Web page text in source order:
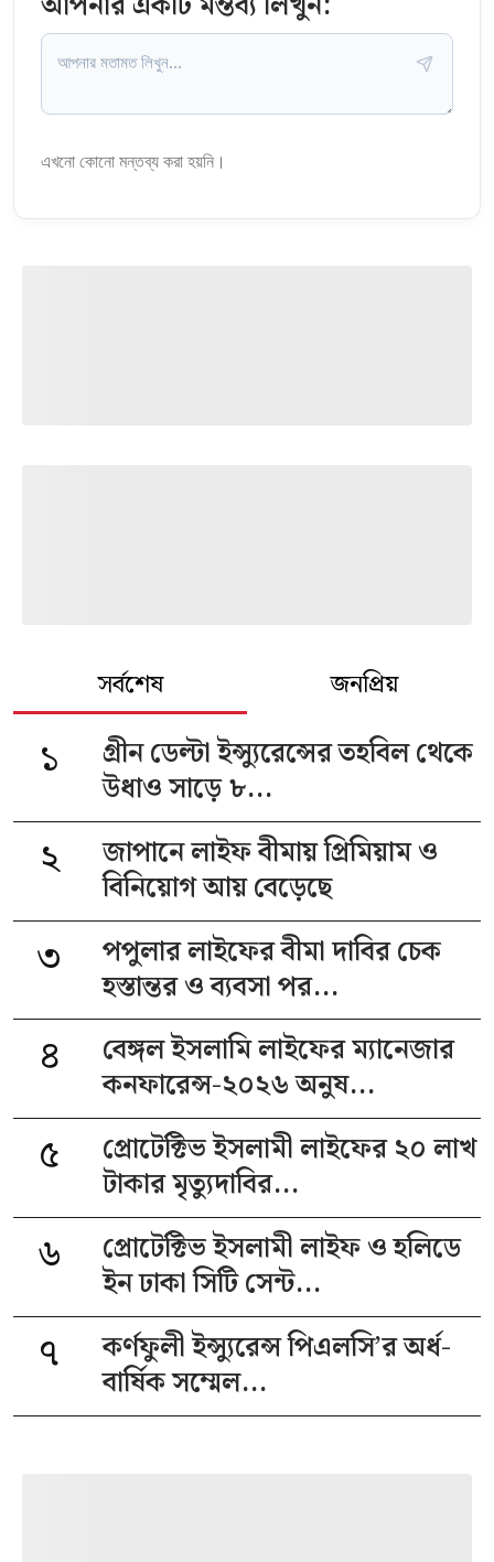
এখনো কোনো মন্তব্য করা হয়নি।
সর্বশেষ জনপ্রিয়
১
গ্রীন ডেল্টা ইন্স্যুরেন্সের তহবিল থেকে
উধাও সাড়ে ৮...
২
জাপানে লাইফ বীমায় প্রিমিয়াম ও
বিনিয়োগ আয় বেড়েছে
৩
পপুলার লাইফের বীমা দাবির চেক
হস্তান্তর ও ব্যবসা পর...
৪
বেঙ্গল ইসলামি লাইফের ম্যানেজার
কনফারেন্স-২০২৬ অনুষ...
৫
প্রোটেক্টিভ ইসলামী লাইফের ২০ লাখ
টাকার মৃত্যুদাবির...
৬
প্রোটেক্টিভ ইসলামী লাইফ ও হলিডে
ইন ঢাকা সিটি সেন্ট...
৭
কর্ণফুলী ইন্স্যুরেন্স পিএলসি’র অর্ধ-
বার্ষিক সম্মেল...